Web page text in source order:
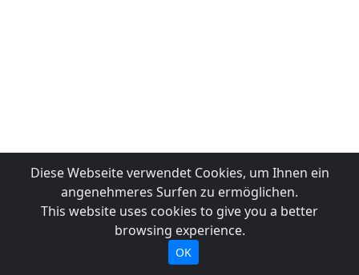
Diese Webseite verwendet Cookies, um Ihnen ein
angenehmeres Surfen zu ermöglichen.
This website uses cookies to give you a better
browsing experience.
OK